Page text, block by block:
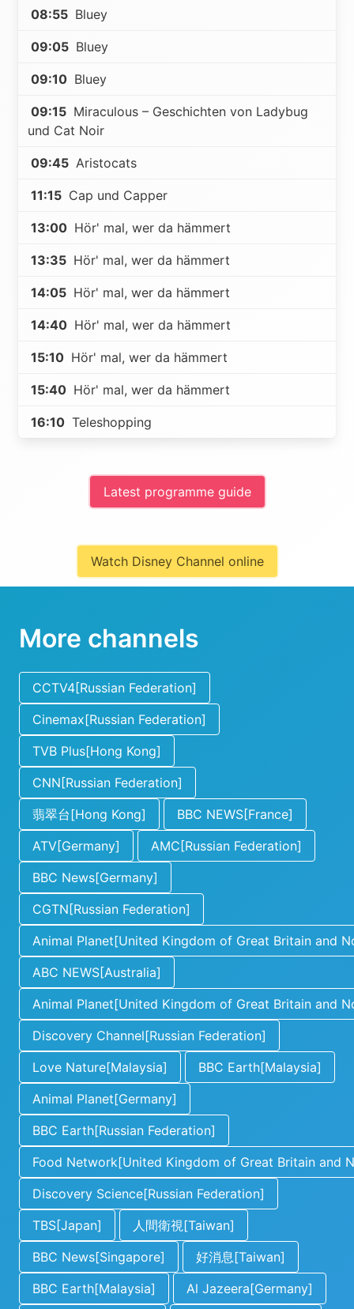
08:55 Bluey
09:05 Bluey
09:10 Bluey
09:15 Miraculous – Geschichten von Ladybug
und Cat Noir
09:45 Aristocats
11:15 Cap und Capper
13:00 Hör' mal, wer da hämmert
13:35 Hör' mal, wer da hämmert
14:05 Hör' mal, wer da hämmert
14:40 Hör' mal, wer da hämmert
15:10 Hör' mal, wer da hämmert
15:40 Hör' mal, wer da hämmert
16:10 Teleshopping
Latest programme guide
Watch Disney Channel online
More channels
CCTV4[Russian Federation]
Cinemax[Russian Federation]
TVB Plus[Hong Kong]
CNN[Russian Federation]
翡翠台[Hong Kong]
BBC NEWS[France]
ATV[Germany]
AMC[Russian Federation]
BBC News[Germany]
CGTN[Russian Federation]
Animal Planet[United Kingdom of Great Britain and
ABC NEWS[Australia]
Animal Planet[United Kingdom of Great Britain and
Discovery Channel[Russian Federation]
Love Nature[Malaysia]
BBC Earth[Malaysia]
Animal Planet[Germany]
BBC Earth[Russian Federation]
Food Network[United Kingdom of Great Britain and
Discovery Science[Russian Federation]
TBS[Japan]
人間衛視[Taiwan]
BBC News[Singapore]
好消息[Taiwan]
BBC Earth[Malaysia]
Al Jazeera[Germany]